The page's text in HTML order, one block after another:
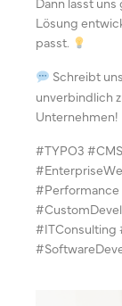
Lösung
passt.
Schreibt
unverbindlich
Unternehmen!
#TYPO3
#ITConsulting